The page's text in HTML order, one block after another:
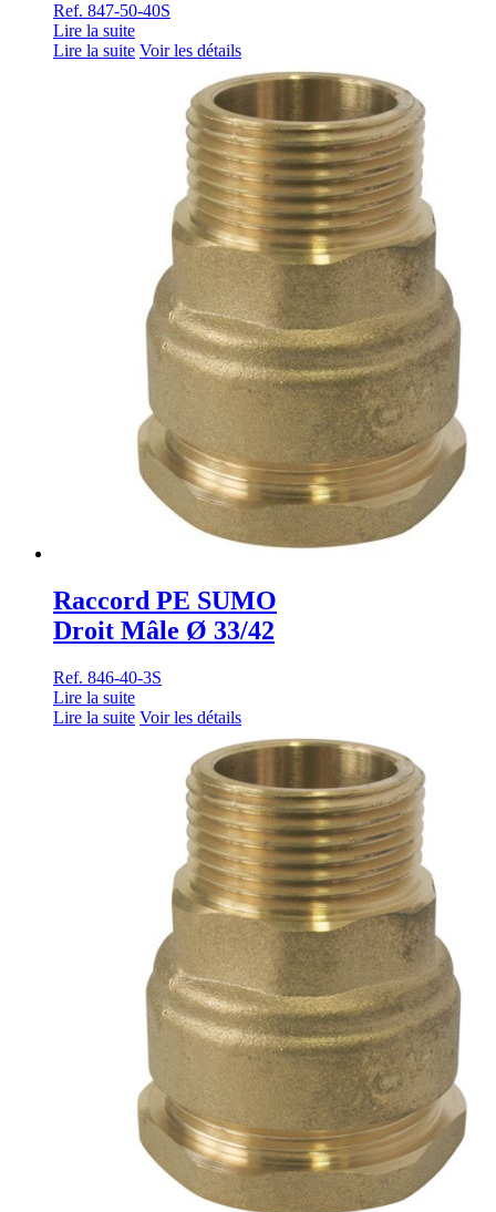
Ref. 847-50-40S
Lire la suite
Lire la suite Voir les détails
Raccord PE SUMO
Droit Mâle Ø 33/42
Ref. 846-40-3S
Lire la suite
Lire la suite Voir les détails